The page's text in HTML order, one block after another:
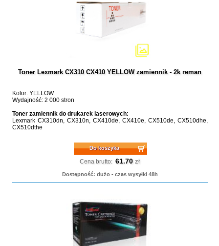
Toner Lexmark CX310 CX410 YELLOW zamiennik - 2k reman
Kolor: YELLOW
Wydajność: 2 000 stron
Toner zamiennik do drukarek laserowych:
Lexmark CX310dn, CX310n, CX410de, CX410e, CX510de, CX510dhe,
CX510dthe
Do koszyka
Cena brutto: 61.70 zł
Dostępność: dużo - czas wysyłki 48h